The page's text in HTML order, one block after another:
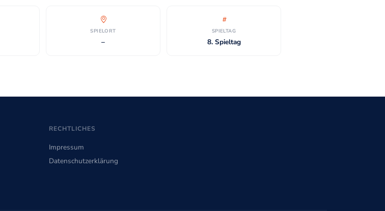
SPIELORT
–
SPIELTAG
8. Spieltag
RECHTLICHES
Impressum
Datenschutzerklärung